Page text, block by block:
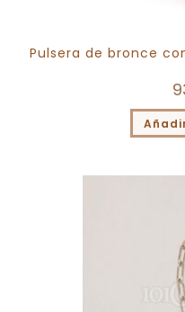
Pulsera de bronce